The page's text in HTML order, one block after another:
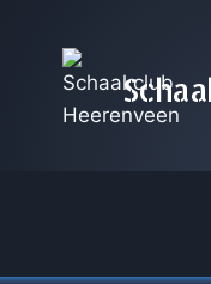
inhoud